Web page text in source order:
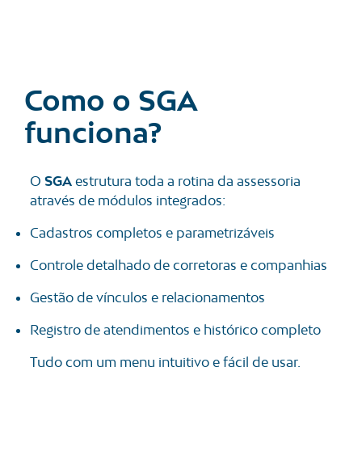
Como o SGA
funciona?
OSGA estrutura toda a rotina da assessoria
através de módulos integrados:
Cadastros completos e parametrizáveis
Controle detalhado de corretoras e companhias
Gestão de vínculos e relacionamentos
Registro de atendimentos e histórico completo
Tudo com um menu intuitivo e fácil de usar.